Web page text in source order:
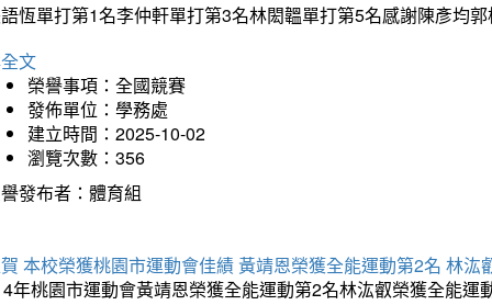
恆單打第1名李仲軒單打第3名林閎韞單打第5名感謝陳彥均
文
榮譽事項：全國競賽
發佈單位：學務處
建立時間：2025-10-02
瀏覽次數：356
發布者：體育組
本校榮獲桃園市運動會佳績 黃靖恩榮獲全能運動第2名 林汯
年桃園市運動會黃靖恩榮獲全能運動第2名林汯叡榮獲全能運